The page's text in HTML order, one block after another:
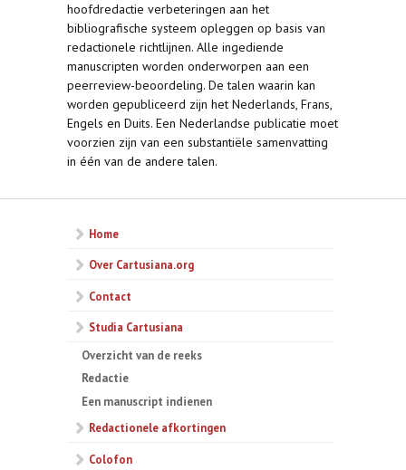
hoofdredactie verbeteringen aan het
bibliografische systeem opleggen op basis van
redactionele richtlijnen. Alle ingediende
manuscripten worden onderworpen aan een
peerreview-beoordeling. ​De talen waarin kan
worden gepubliceerd zijn het Nederlands, Frans,
Engels en Duits. Een Nederlandse publicatie moet
voorzien zijn van een substantiële samenvatting
in één van de andere talen.
Home
Over Cartusiana.org
Contact
Studia Cartusiana
Overzicht van de reeks
Redactie
Een manuscript indienen
Redactionele afkortingen
Colofon